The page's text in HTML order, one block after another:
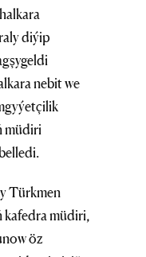
diýip
nebit we
müdiri
Türkmen
müdiri,
öz